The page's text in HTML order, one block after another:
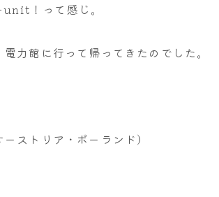
！って感じ。
力館に行って帰ってきたのでした。
ストリア・ポーランド）